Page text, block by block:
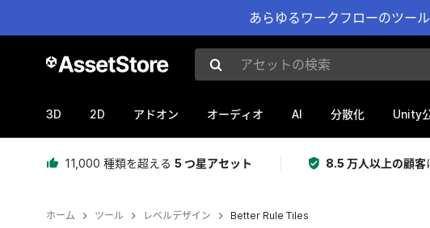
あらゆるワークフローのツー
アセットの検索
3D 2D アドオン オーディオ AI 分散化 Unity
11,000 種類を超える 5 つ星アセット 8.5 万人以上の顧客
ホーム ツール レベルデザイン Better Rule Tiles